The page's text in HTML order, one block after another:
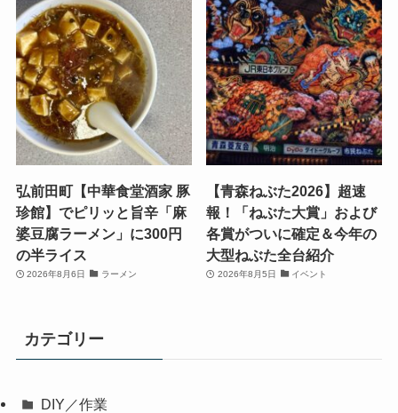
弘前田町【中華食堂酒家 豚
珍館】でピリッと旨辛「麻
婆豆腐ラーメン」に300円
の半ライス
2026年8月6日 ラーメン
【青森ねぶた2026】超速
報！「ねぶた大賞」および
各賞がついに確定＆今年の
大型ねぶた全台紹介
2026年8月5日 イベント
カテゴリー
DIY／作業